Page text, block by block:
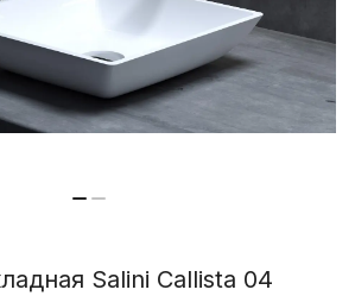
Salini Callista 04